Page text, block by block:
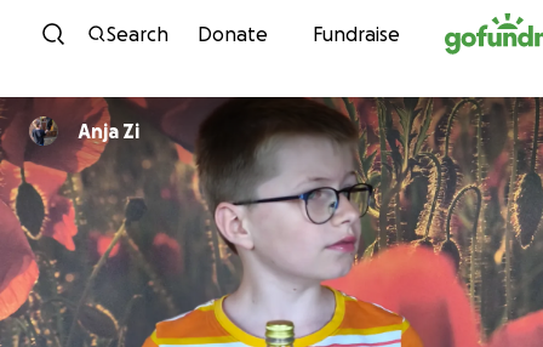
Skip to content
Search Donate Fundraise
Anja Zi